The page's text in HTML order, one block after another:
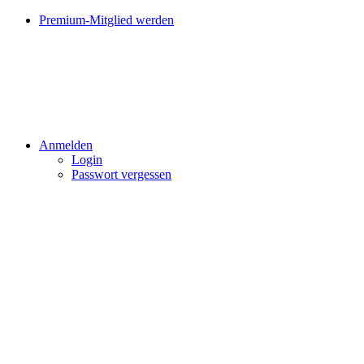
Premium-Mitglied werden
Anmelden
Login
Passwort vergessen